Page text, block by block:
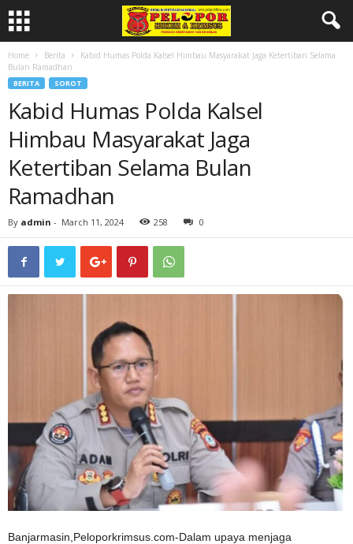
Home Berita
Kabid Humas Polda Kalsel Himbau Masyarakat Jaga Ketertiban Selama
Bulan Ramadhan
BERITA SOROT
Kabid Humas Polda Kalsel
Himbau Masyarakat Jaga
Ketertiban Selama Bulan
Ramadhan
By admin - March 11, 2024 258 0
Banjarmasin,Peloporkrimsus.com-Dalam upaya menjaga